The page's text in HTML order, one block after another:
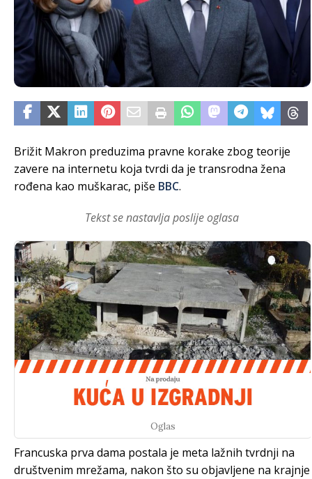
Brižit Makron preduzima pravne korake zbog teorije
zavere na internetu koja tvrdi da je transrodna žena
rođena kao muškarac, piše BBC.
Tekst se nastavlja poslije oglasa
Oglas
Francuska prva dama postala je meta lažnih tvrdnji na
društvenim mrežama, nakon što su objavljene na krajnje